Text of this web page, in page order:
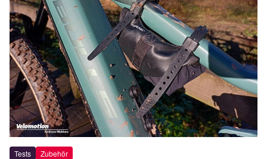
Tests Zubehör